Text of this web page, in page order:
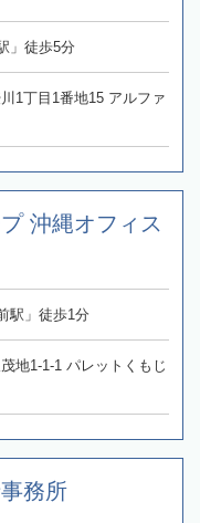
」徒歩5分
1丁目1番地15 アルファ
沖縄オフィス
駅」徒歩1分
地1-1-1 パレットくもじ
務所